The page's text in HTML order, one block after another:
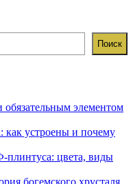
Поиск
обязательным элементом
как устроены и почему
цвета, виды
богемского хрусталя